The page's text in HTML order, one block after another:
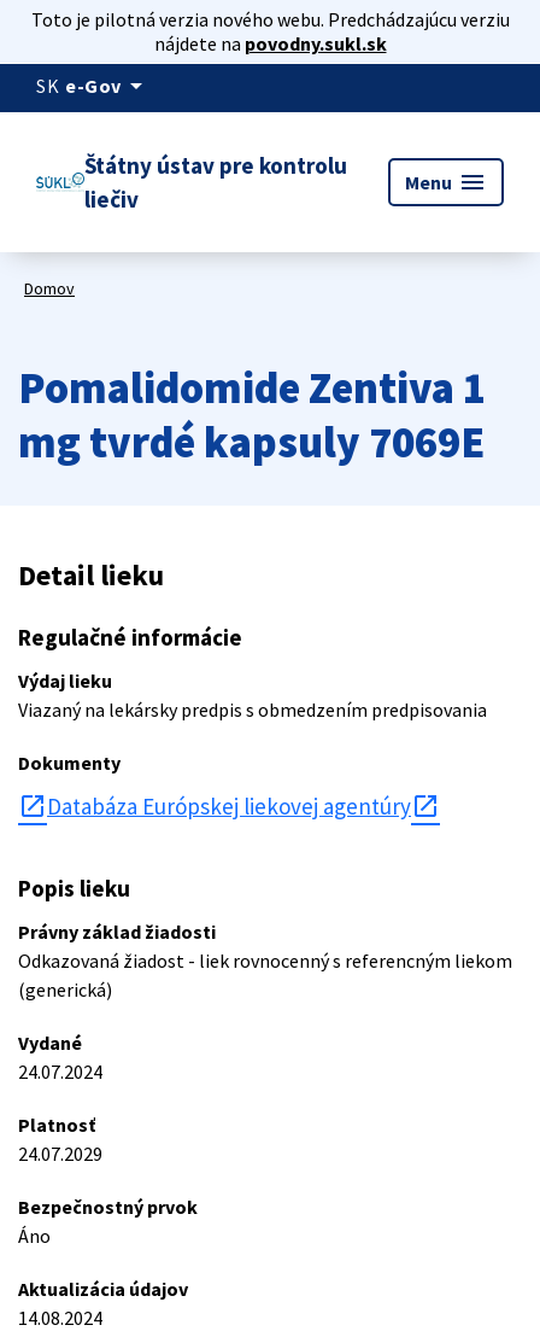
Toto je pilotná verzia nového webu. Predchádzajúcu verziu
nájdete na povodny.sukl.sk
SK e-Gov arrow_drop_down
Štátny ústav pre kontrolu
liečiv
Menu menu
Domov
Pomalidomide Zentiva 1
mg tvrdé kapsuly 7069E
Detail lieku
Regulačné informácie
Výdaj lieku
Viazaný na lekársky predpis s obmedzením predpisovania
Dokumenty
open_in_new Databáza Európskej liekovej agentúry
Popis lieku
Právny základ žiadosti
Odkazovaná žiadost - liek rovnocenný s referencným liekom
(generická)
Vydané
24.07.2024
Platnosť
24.07.2029
Bezpečnostný prvok
Áno
Aktualizácia údajov
14.08.2024